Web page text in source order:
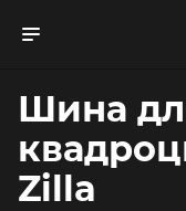
Шина
Zilla